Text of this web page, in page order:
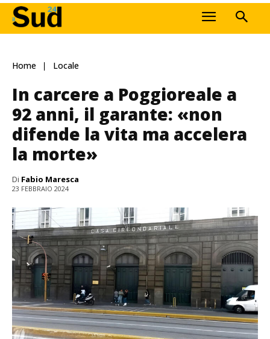
Home Locale
In carcere a Poggioreale a
92 anni, il garante: «non
difende la vita ma accelera
la morte»
Di Fabio Maresca
23 FEBBRAIO 2024